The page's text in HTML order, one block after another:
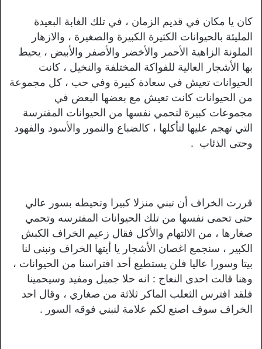
كان يا مكان في قديم الزمان ، في تلك الغابة البعيدة
المليئة بالحيوانات الكثيرة الكبيرة والصغيرة ، والازهار
الملونة الزاهية الأحمر والأخضر والأصفر والأبيض ، يحيط
بها الأشجار العالية للفواكة المختلفة والنخيل ، كانت
الحيوانات تعيش في سعادة كبيرة وفي حب ، كل مجموعة
من الحيوانات كانت تعيش مع بعضها البعض في
مجموعات كبيرة لتحمي نفسها من الحيوانات المفترسة
التي تهجم عليها لتأكلها ، كالضباع والنمور والأسود والفهود
وحتى الذئاب .
قررت الخراف أن تبني منزلا كبيرا وتحيطه بسور عالي
حتى تحمى نفسها من تلك الحيوانات المفترسه وتحمي
صغارها ، من الالتهام والأكل فقال زعيم الخراف الكبش
الكبير ، سنجمع اغصان الأشجار يا أيتها الخراف ونبنى لنا
بيتا وسورا عاليا فلن يستطيع أحد افتراسنا من الحيوانات ،
وهنا قالت احدى النعاج : انه حلا جميل ومفيد وسيحمينا
فلقد افترس الثعلب الماكر ثلاثة من صغاري ، وقال احد
الخراف سوف اصنع لكم علامة لنبني فوقه السور .